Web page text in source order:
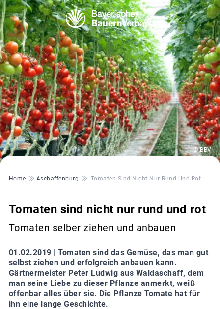
© BBV
Pfadnavigation
Home Aschaffenburg Tomaten Sind Nicht Nur Rund Und Rot
Tomaten sind nicht nur rund und rot
Tomaten selber ziehen und anbauen
01.02.2019 | Tomaten sind das Gemüse, das man gut
selbst ziehen und erfolgreich anbauen kann.
Gärtnermeister Peter Ludwig aus Waldaschaff, dem
man seine Liebe zu dieser Pflanze anmerkt, weiß
offenbar alles über sie. Die Pflanze Tomate hat für
ihn eine lange Geschichte.